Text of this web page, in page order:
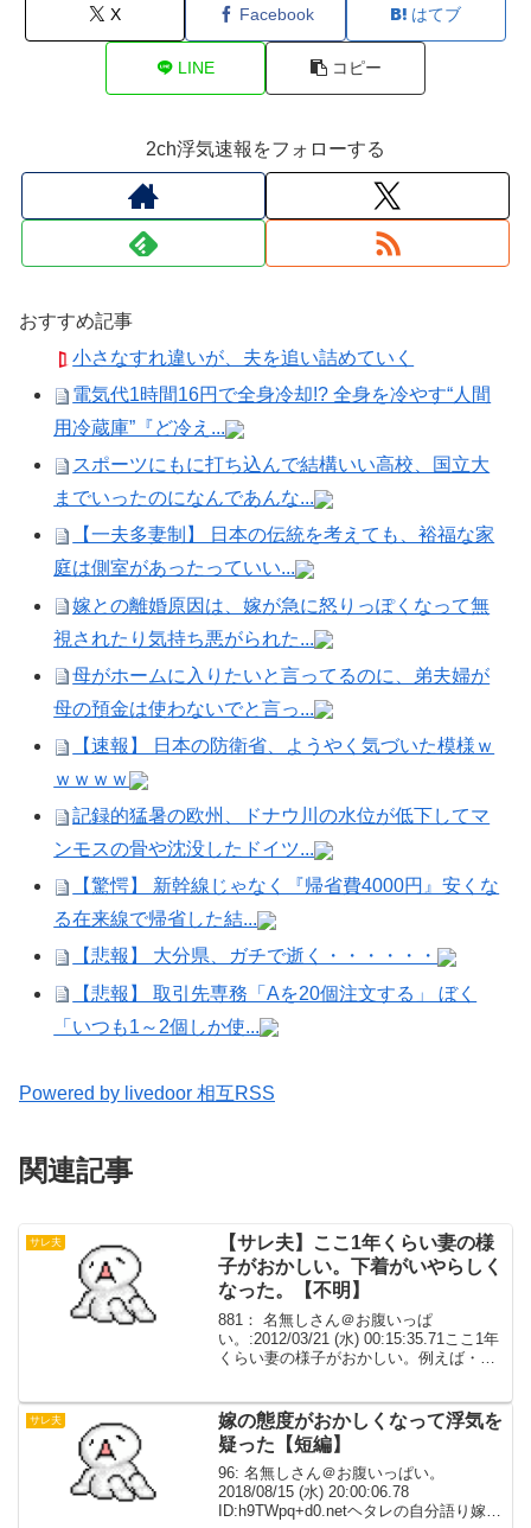
X Facebook はてブ
LINE コピー
2ch浮気速報をフォローする
おすすめ記事
小さなすれ違いが、夫を追い詰めていく
電気代1時間16円で全身冷却!? 全身を冷やす“人間
用冷蔵庫”『ど冷え...
スポーツにもに打ち込んで結構いい高校、国立大
までいったのになんであんな...
【一夫多妻制】 日本の伝統を考えても、裕福な家
庭は側室があったっていい...
嫁との離婚原因は、嫁が急に怒りっぽくなって無
視されたり気持ち悪がられた...
母がホームに入りたいと言ってるのに、弟夫婦が
母の預金は使わないでと言っ...
【速報】 日本の防衛省、ようやく気づいた模様ｗ
ｗｗｗｗ
記録的猛暑の欧州、ドナウ川の水位が低下してマ
ンモスの骨や沈没したドイツ...
【驚愕】 新幹線じゃなく『帰省費4000円』安くな
る在来線で帰省した結...
【悲報】 大分県、ガチで逝く・・・・・・
【悲報】 取引先専務「Aを20個注文する」 ぼく
「いつも1～2個しか使...
Powered by livedoor 相互RSS
関連記事
サレ夫
【サレ夫】ここ1年くらい妻の様
子がおかしい。下着がいやらしく
なった。【不明】
881： 名無しさん＠お腹いっぱ
い。:2012/03/21 (水) 00:15:35.71ここ1年
くらい妻の様子がおかしい。例えば・下
緒に食べていない。・金遣いが荒くな
っ...
サレ夫
嫁の態度がおかしくなって浮気を
疑った【短編】
96: 名無しさん＠お腹いっぱい。
2018/08/15 (水) 20:00:06.78
ID:h9TWpq+d0.netヘタレの自分語り嫁の